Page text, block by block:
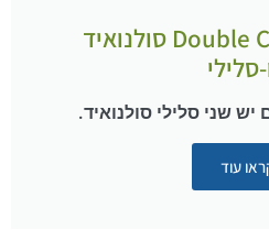
Double Coil Solenoids סולנואיד
סלילי
יש שני סלילי סולנואיד.
עוד